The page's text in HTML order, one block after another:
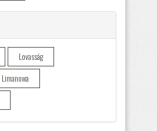
Lovasság
Limanowa